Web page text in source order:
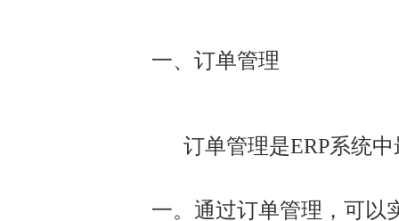
一、订单管理
订单管理是ERP系统中
一。通过订单管理，可以